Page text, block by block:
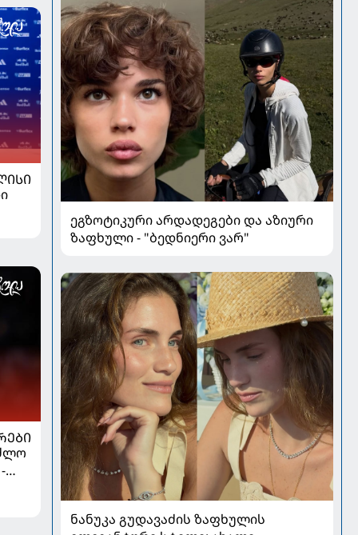
ეგზოტიკური არდადეგები და აზიური
ზაფხული - "ბედნიერი ვარ"
ნანუკა გუდავაძის ზაფხულის